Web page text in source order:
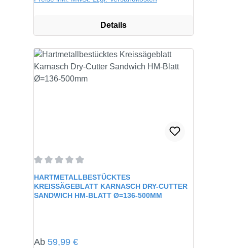
Details
Durchschnittliche Bewertung von 0 von 5 Sternen
HARTMETALLBESTÜCKTES
KREISSÄGEBLATT KARNASCH DRY-CUTTER
SANDWICH HM-BLATT Ø=136-500MM
Regulärer Preis:
Ab 59,99 €